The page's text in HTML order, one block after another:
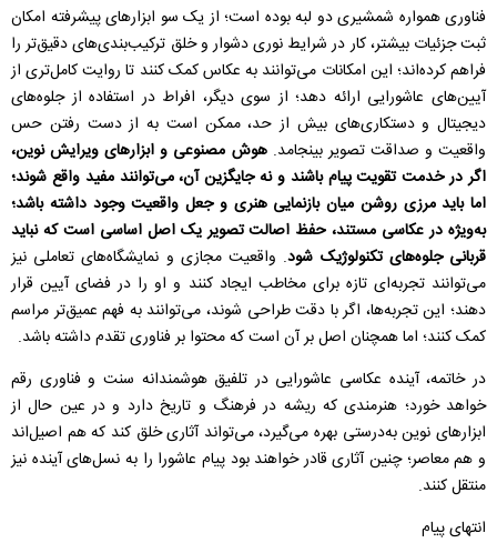
فناوری همواره شمشیری دو لبه بوده است؛ از یک سو ابزارهای پیشرفته امکان
ثبت جزئیات بیشتر، کار در شرایط نوری دشوار و خلق ترکیب‌بندی‌های دقیق‌تر را
فراهم کرده‌اند؛ این امکانات می‌توانند به عکاس کمک کنند تا روایت کامل‌تری از
آیین‌های عاشورایی ارائه دهد؛ از سوی دیگر، افراط در استفاده از جلوه‌های
دیجیتال و دستکاری‌های بیش از حد، ممکن است به از دست رفتن حس
واقعیت و صداقت تصویر بینجامد.هوش مصنوعی و ابزارهای ویرایش نوین،
اگر در خدمت تقویت پیام باشند و نه جایگزین آن، می‌توانند مفید واقع شوند؛
اما باید مرزی روشن میان بازنمایی هنری و جعل واقعیت وجود داشته باشد؛
به‌ویژه در عکاسی مستند، حفظ اصالت تصویر یک اصل اساسی است که نباید
قربانی جلوه‌های تکنولوژیک شود. واقعیت مجازی و نمایشگاه‌های تعاملی نیز
می‌توانند تجربه‌ای تازه برای مخاطب ایجاد کنند و او را در فضای آیین قرار
دهند؛ این تجربه‌ها، اگر با دقت طراحی شوند، می‌توانند به فهم عمیق‌تر مراسم
کمک کنند؛ اما همچنان اصل بر آن است که محتوا بر فناوری تقدم داشته باشد.
در خاتمه، آینده عکاسی عاشورایی در تلفیق هوشمندانه سنت و فناوری رقم
خواهد خورد؛ هنرمندی که ریشه در فرهنگ و تاریخ دارد و در عین حال از
ابزارهای نوین به‌درستی بهره می‌گیرد، می‌تواند آثاری خلق کند که هم اصیل‌اند
و هم معاصر؛ چنین آثاری قادر خواهند بود پیام عاشورا را به نسل‌های آینده نیز
منتقل کنند.
انتهای پیام